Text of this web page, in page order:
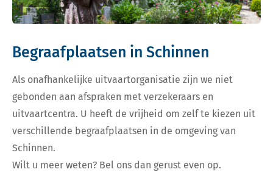
Begraafplaatsen in Schinnen
Als onafhankelijke uitvaartorganisatie zijn we niet
gebonden aan afspraken met verzekeraars en
uitvaartcentra. U heeft de vrijheid om zelf te kiezen uit
verschillende begraafplaatsen in de omgeving van
Schinnen.
Wilt u meer weten? Bel ons dan gerust even op.